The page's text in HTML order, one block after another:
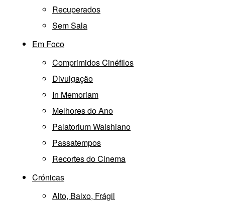
Recuperados
Sem Sala
Em Foco
Comprimidos Cinéfilos
Divulgação
In Memoriam
Melhores do Ano
Palatorium Walshiano
Passatempos
Recortes do Cinema
Crónicas
Alto, Baixo, Frágil